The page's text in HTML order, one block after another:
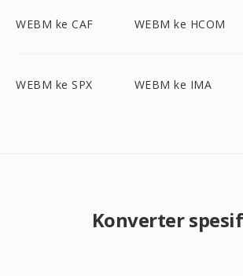
WEBM ke CAF WEBM ke HCOM
WEBM ke SPX WEBM ke IMA
Konverter